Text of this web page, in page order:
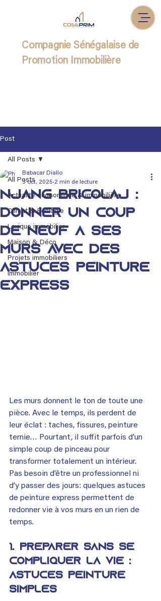
Compagnie Sénégalaise de
Promotion Immobilière
Post
All Posts
Actualité économique & immobilière
Climat & Écologie
Lexique immobilier
Maison & Déco
Projets immobiliers
Immobilier
All Posts
Njàng Bricolaj :
Donner un coup
de neuf à ses
murs avec des
astuces peinture
express
Babacar Diallo
3 oct. 2025 2 min de lecture
Les murs donnent le ton de toute une
pièce. Avec le temps, ils perdent de
leur éclat : taches, fissures, peinture
ternie… Pourtant, il suffit parfois d’un
simple coup de pinceau pour
transformer totalement un intérieur.
Pas besoin d’être un professionnel ni
d’y passer des jours: quelques astuces
de peinture express permettent de
redonner vie à vos murs en un rien de
temps.
1. Préparer sans se
compliquer la vie :
astuces peinture
simples